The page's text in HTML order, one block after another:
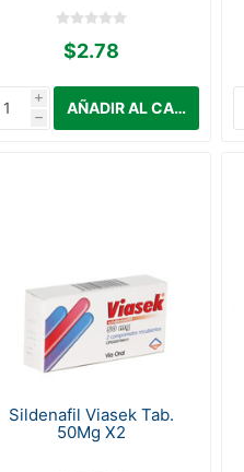
$2.78
i
h
Sildenafil Viasek Tab.
50Mg X2